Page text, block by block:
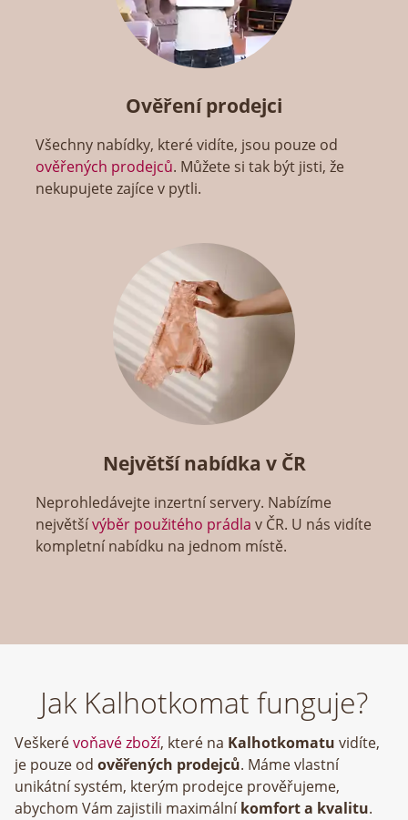
Ověření prodejci
Všechny nabídky, které vidíte, jsou pouze od
ověřených prodejců. Můžete si tak být jisti, že
nekupujete zajíce v pytli.
Největší nabídka v ČR
Neprohledávejte inzertní servery. Nabízíme
největšívýběr použitého prádla v ČR. U nás vidíte
kompletní nabídku na jednom místě.
Jak Kalhotkomat funguje?
Veškerévoňavé zboží, které na Kalhotkomatu vidíte,
je pouze od ověřených prodejců. Máme vlastní
unikátní systém, kterým prodejce prověřujeme,
abychom Vám zajistili maximálníkomfort a kvalitu.